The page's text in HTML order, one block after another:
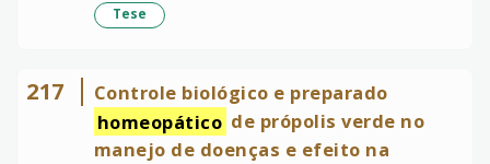
Tese
217
Controle biológico e preparado
homeopático de própolis verde no
manejo de doenças e efeito na